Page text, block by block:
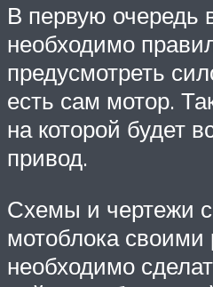
В первую очередь
необходимо
предусмотреть
есть сам мотор.
на которой будет
привод.
Схемы и чертежи
мотоблока своими
необходимо